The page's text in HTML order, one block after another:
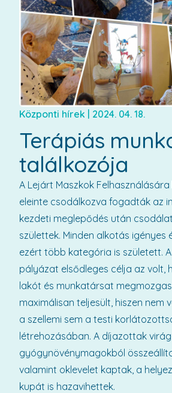
Központi hírek 2024. 04. 18.
Terápiás
találkozója
A Lejárt Maszkok
eleinte csodálkozva fogadták az
kezdeti meglepődés után
születtek. Minden alkotás igényes
ezért több kategória is született. A
pályázat elsődleges célja az volt,
lakót és munkatársat
maximálisan teljesült, hiszen nem
a szellemi sem a testi
létrehozásában. A díjazottak
gyógynövénymagokból
valamint oklevelet kaptak, a
kupát is hazavihettek.